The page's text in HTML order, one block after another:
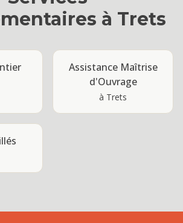
à Trets
Assistance Maîtrise
d'Ouvrage
à Trets